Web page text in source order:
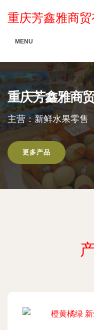
重庆芳鑫雅商贸
MENU
重庆芳鑫雅商
主营：新鲜水果零售
更多产品